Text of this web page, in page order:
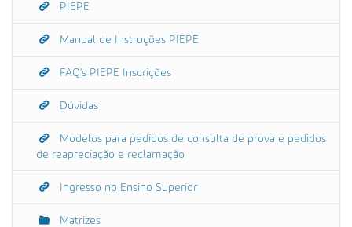
PIEPE
Manual de Instruções PIEPE
FAQ's PIEPE Inscrições
Dúvidas
Modelos para pedidos de consulta de prova e pedidos
de reapreciação e reclamação
Ingresso no Ensino Superior
Matrizes